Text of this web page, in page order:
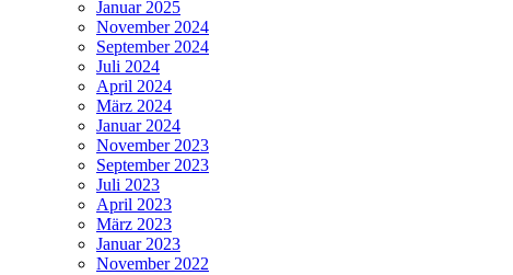
Januar 2025
November 2024
September 2024
Juli 2024
April 2024
März 2024
Januar 2024
November 2023
September 2023
Juli 2023
April 2023
März 2023
Januar 2023
November 2022